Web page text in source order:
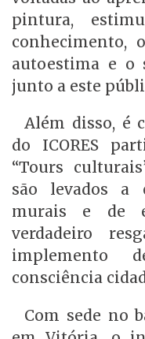
pintura,
conhecimento,
autoestima e o
junto a este
Além disso, é
do ICORES
“Tours
são levados a
murais e de
verdadeiro
implemento
consciência
Com sede no